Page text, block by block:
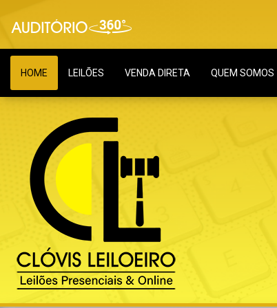
HOME LEILÕES VENDA DIRETA QUEM SOMOS